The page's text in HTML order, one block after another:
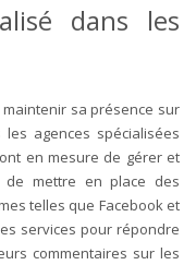
dans les
sa présence sur
agences spécialisées
en mesure de gérer et
mettre en place des
telles que Facebook et
services pour répondre
commentaires sur les